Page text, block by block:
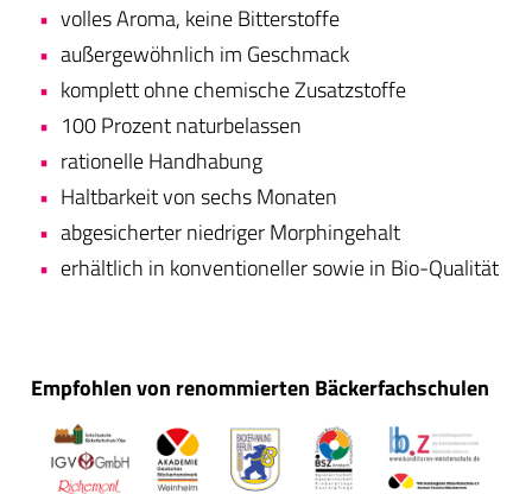
volles Aroma, keine Bitterstoffe
außergewöhnlich im Geschmack
komplett ohne chemische Zusatzstoffe
100 Prozent naturbelassen
rationelle Handhabung
Haltbarkeit von sechs Monaten
abgesicherter niedriger Morphingehalt
erhältlich in konventioneller sowie in Bio-Qualität
Empfohlen von renommierten Bäckerfachschulen